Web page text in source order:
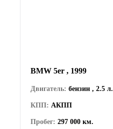
BMW 5er , 1999
Двигатель: бензин , 2.5 л.
КПП: АКПП
Пробег: 297 000 км.